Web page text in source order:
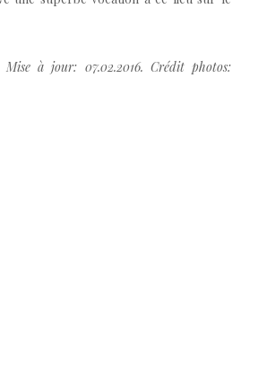
Mise à jour: 07.02.2016. Crédit photos: